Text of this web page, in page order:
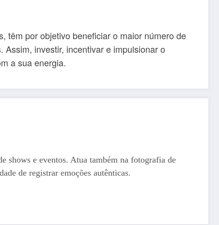
têm por objetivo beneficiar o maior número de
investir, incentivar e impulsionar o
a sua energia.
shows e eventos. Atua também na fotografia de
de registrar emoções autênticas.